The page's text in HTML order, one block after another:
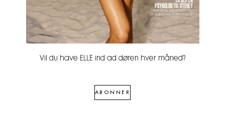
Vil du have ELLE ind ad døren hver måned?
ABONNER